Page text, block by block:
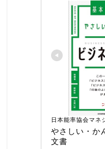
日本能率協会マネ
やさしい・か
文書